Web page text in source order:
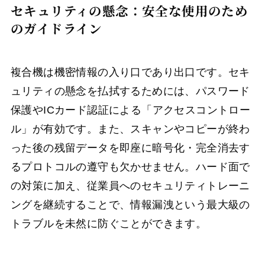
セキュリティの懸念：安全な使用のため
のガイドライン
複合機は機密情報の入り口であり出口です。セキ
ュリティの懸念を払拭するためには、パスワード
保護やICカード認証による「アクセスコントロー
ル」が有効です。また、スキャンやコピーが終わ
った後の残留データを即座に暗号化・完全消去す
るプロトコルの遵守も欠かせません。ハード面で
の対策に加え、従業員へのセキュリティトレーニ
ングを継続することで、情報漏洩という最大級の
トラブルを未然に防ぐことができます。